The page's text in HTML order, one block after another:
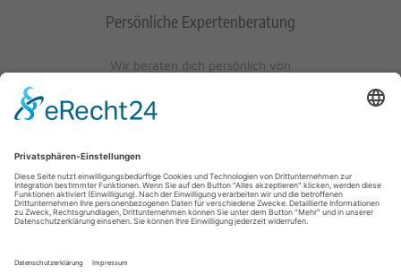
Persönliche Expertenberatung
Wir beraten dich persönlich von
0621/405401-10